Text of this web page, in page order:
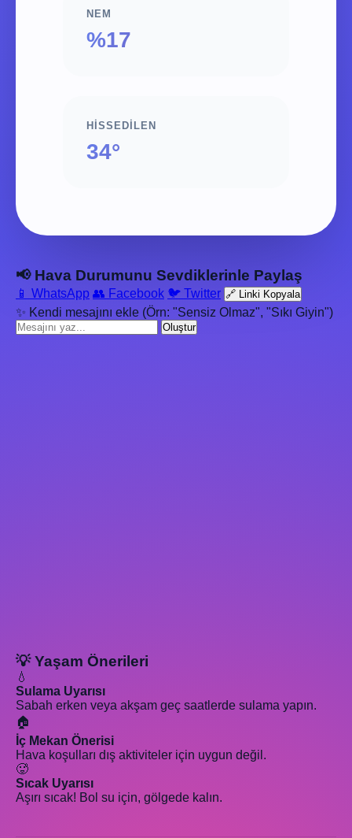
NEM
%17
HISSEDILEN
34°
📢 Hava Durumunu Sevdiklerinle Paylaş
📱 WhatsApp 👥 Facebook 🐦 Twitter 🔗 Linki Kopyala
✨ Kendi mesajını ekle (Örn: "Sensiz Olmaz", "Sıkı Giyin")
Oluştur
💡 Yaşam Önerileri
💧
Sulama Uyarısı
Sabah erken veya akşam geç saatlerde sulama yapın.
🏠
İç Mekan Önerisi
Hava koşulları dış aktiviteler için uygun değil.
🥵
Sıcak Uyarısı
Aşırı sıcak! Bol su için, gölgede kalın.